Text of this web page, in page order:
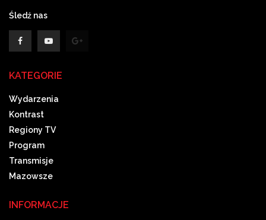
Śledź nas
KATEGORIE
Wydarzenia
Kontrast
Regiony TV
Program
Transmisje
Mazowsze
INFORMACJE